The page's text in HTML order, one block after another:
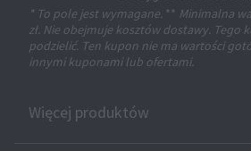
* To pole jest wymagane. ** Minimalna
zł. Nie obejmuje kosztów dostawy. Tego
podzielić. Ten kupon nie ma wartości
innymi kuponami lub ofertami.
Więcej produktów